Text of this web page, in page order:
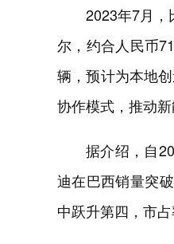
2023年7月，
尔，约合人民币
辆，预计为本地
协作模式，推动新
据介绍，自
迪在巴西销量突
中跃升第四，市占